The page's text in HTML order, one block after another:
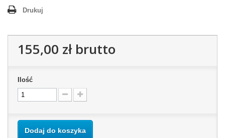
Drukuj
155,00 złbrutto
Ilość
Dodaj do koszyka